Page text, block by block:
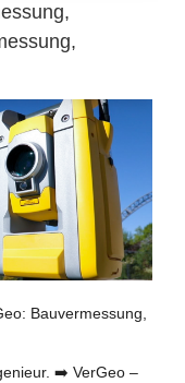
Bauvermessung,
➡️ VerGeo –